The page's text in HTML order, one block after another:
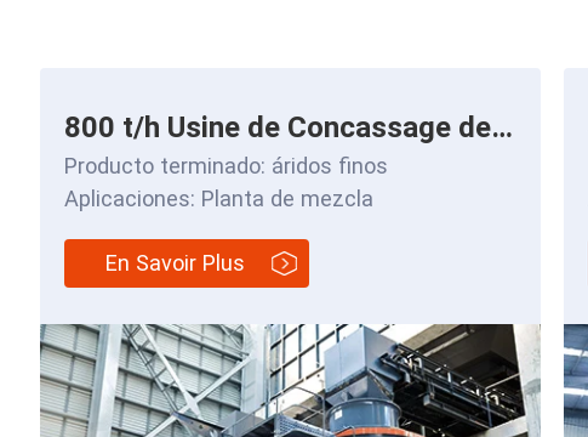
800 t/h Usine de Concassage de Tuf
Producto terminado: áridos finos
Aplicaciones: Planta de mezcla
En Savoir Plus